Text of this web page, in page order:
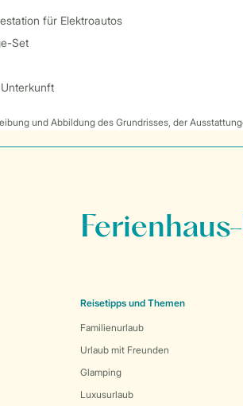
für Elektroautos
Set
und Abbildung des Grundrisses, der
Reisetipps und Themen
Familienurlaub
Urlaub mit Freunden
Glamping
Luxusurlaub